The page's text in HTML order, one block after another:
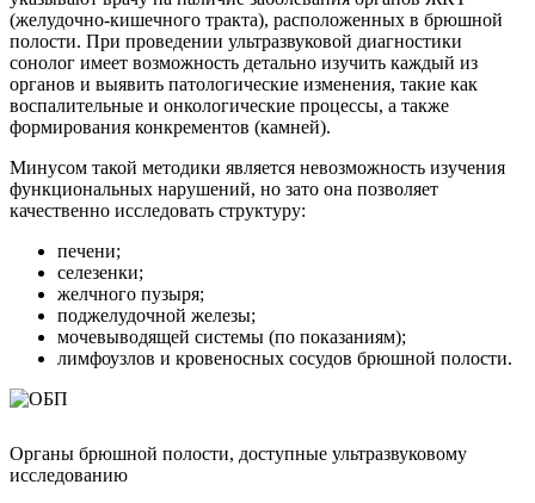
(желудочно-кишечного тракта), расположенных в брюшной
полости. При проведении ультразвуковой диагностики
сонолог имеет возможность детально изучить каждый из
органов и выявить патологические изменения, такие как
воспалительные и онкологические процессы, а также
формирования конкрементов (камней).
Минусом такой методики является невозможность изучения
функциональных нарушений, но зато она позволяет
качественно исследовать структуру:
печени;
селезенки;
желчного пузыря;
поджелудочной железы;
мочевыводящей системы (по показаниям);
лимфоузлов и кровеносных сосудов брюшной полости.
Органы брюшной полости, доступные ультразвуковому
исследованию